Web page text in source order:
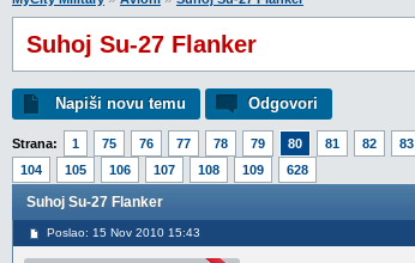
Suhoj Su-27 Flanker
Napiši novu temu Odgovori
Strana: 1 75 76 77 78 79 80 81 82 83
104
105 106 107 108 109 628
Suhoj Su-27 Flanker
Poslao: 15 Nov 2010 15:43